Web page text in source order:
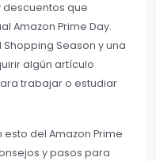
que
Amazon Prime Day.
Season y una
algún artículo
trabajar o estudiar
del Amazon Prime
y pasos para